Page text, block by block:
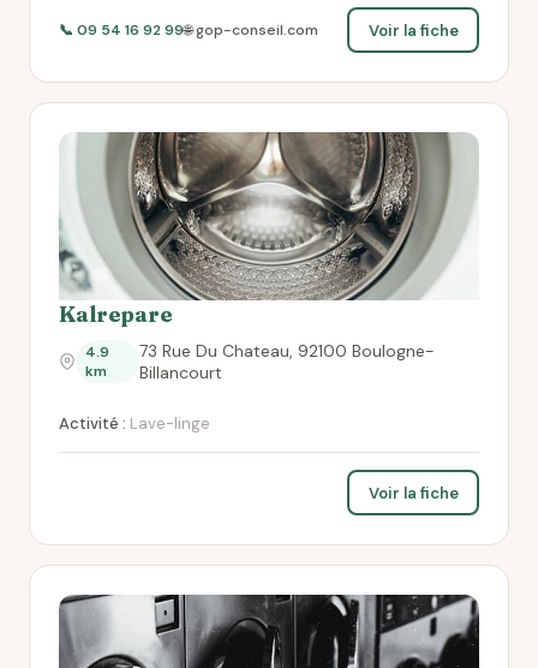
📞 09 54 16 92 99🌐 gop-conseil.com Voir la fiche
Kalrepare
4.9
km
73 Rue Du Chateau, 92100 Boulogne-
Billancourt
Activité : Lave-linge
Voir la fiche